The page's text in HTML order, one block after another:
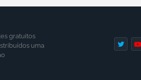
gratuitos
uma